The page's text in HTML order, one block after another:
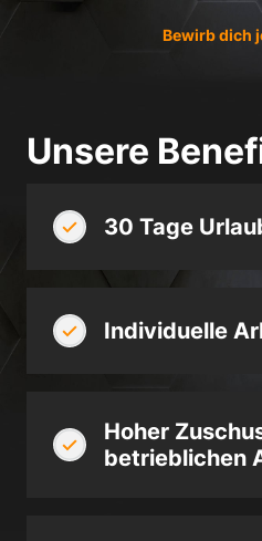
Bewirb dich
Unsere
30 Tage
Individuelle
Hoher
betrieblichen
Cookie-